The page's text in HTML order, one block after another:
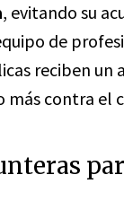
, evitando su
de
reciben un
más contra el